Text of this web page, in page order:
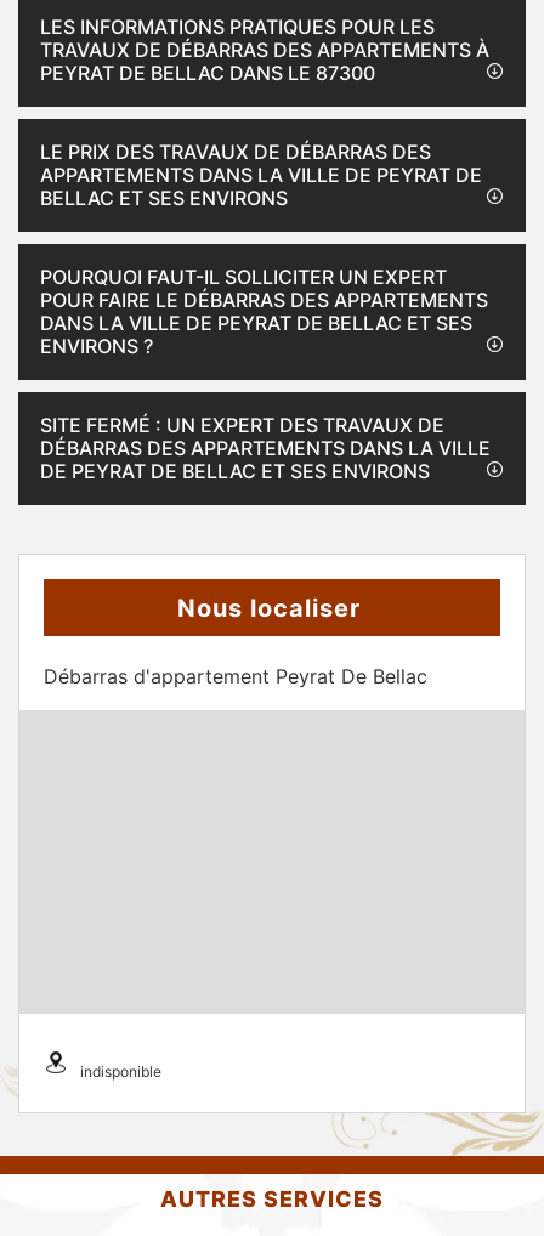
LES INFORMATIONS PRATIQUES POUR LES
TRAVAUX DE DÉBARRAS DES APPARTEMENTS À
PEYRAT DE BELLAC DANS LE 87300
LE PRIX DES TRAVAUX DE DÉBARRAS DES
APPARTEMENTS DANS LA VILLE DE PEYRAT DE
BELLAC ET SES ENVIRONS
POURQUOI FAUT-IL SOLLICITER UN EXPERT
POUR FAIRE LE DÉBARRAS DES APPARTEMENTS
DANS LA VILLE DE PEYRAT DE BELLAC ET SES
ENVIRONS ?
SITE FERMÉ : UN EXPERT DES TRAVAUX DE
DÉBARRAS DES APPARTEMENTS DANS LA VILLE
DE PEYRAT DE BELLAC ET SES ENVIRONS
Nous localiser
Débarras d'appartement Peyrat De Bellac
indisponible
AUTRES SERVICES